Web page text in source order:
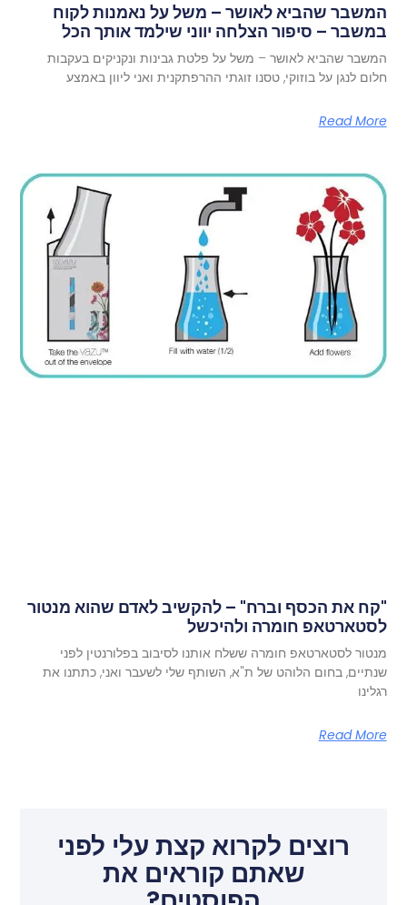
המשבר שהביא לאושר – משל על נאמנות לקוח
במשבר – סיפור הצלחה יווני שילמד אותך הכל
המשבר שהביא לאושר – משל על פלטת גבינות ונקניקים בעקבות
חלום לנגן על בוזוקי, טסנו זוגתי ההרפתקנית ואני ליוון באמצע
Read More
"קח את הכסף וברח" – להקשיב לאדם שהוא מנטור
לסטארטאפ חומרה ולהיכשל
מנטור לסטארטאפ חומרה ששלח אותנו לסיבוב בפלורנטין לפני
שנתיים, בחום הלוהט של ת"א, השותף שלי לשעבר ואני, כתתנו את
רגלינו
Read More
רוצים לקרוא קצת עלי לפני
שאתם קוראים את